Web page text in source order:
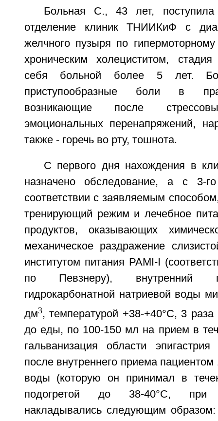
Больная С., 43 лет, поступила
отделение клиник ТНИИКиФ с
желчного пузыря по
хроническим холециститом,
себя больной более 5 лет.
приступообразные боли в
возникающие после
эмоциональных перенапряжений,
также - горечь во рту, тошнота.
С первого дня нахождения в
назначено обследование, а с 3-
соответствии с заявляемым
тренирующий режим и лечебное
продуктов, оказывающих
механическое раздражение
институтом питания PAMI-I
по Певзнеру), внутренний
гидрокарбонатной натриевой воды
дм3, температурой +38-+40°С, 3
до еды, по 100-150 мл на прием в
гальванизация области
после внутреннего приема
воды (которую он принимал в
подогретой до 38-40°С, при
накладывались следующим